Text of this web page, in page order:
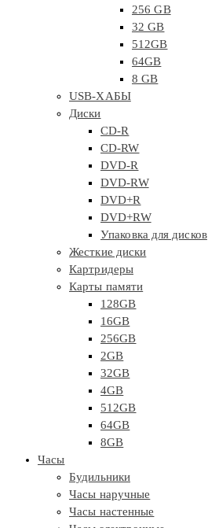
256 GB
32 GB
512GB
64GB
8 GB
USB-ХАБЫ
Диски
CD-R
CD-RW
DVD-R
DVD-RW
DVD+R
DVD+RW
Упаковка для дисков
Жесткие диски
Картридеры
Карты памяти
128GB
16GB
256GB
2GB
32GB
4GB
512GB
64GB
8GB
Часы
Будильники
Часы наручные
Часы настенные